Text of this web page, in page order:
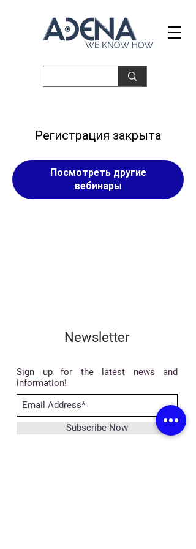
Регистрация закрыта
Посмотреть другие
вебинары
Newsletter
Sign up for the latest news and
information!
Subscribe Now